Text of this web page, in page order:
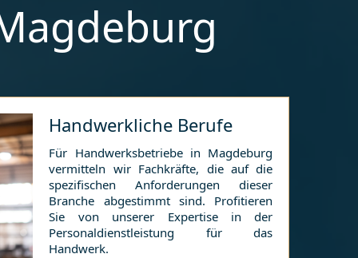
Handwerkliche Berufe
Für Handwerksbetriebe in Magdeburg
vermitteln wir Fachkräfte, die auf die
spezifischen Anforderungen dieser
Branche abgestimmt sind. Profitieren
Sie von unserer Expertise in der
Personaldienstleistung für das
Handwerk.